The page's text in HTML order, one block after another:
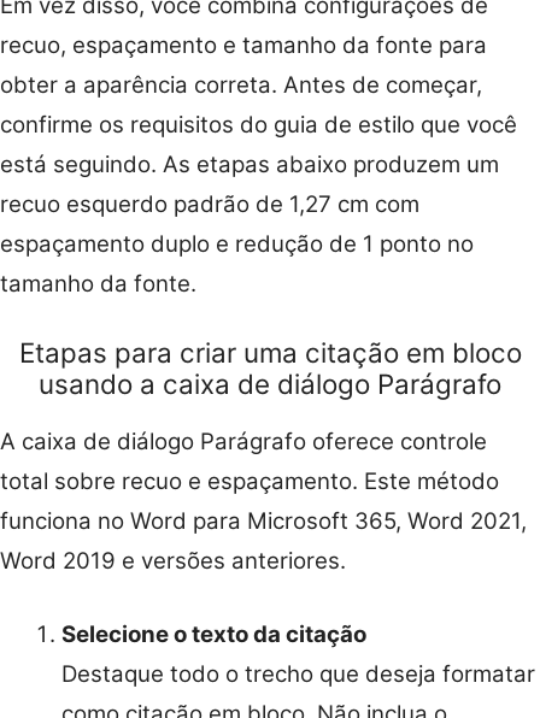
recuo, espaçamento e tamanho da fonte para
obter a aparência correta. Antes de começar,
confirme os requisitos do guia de estilo que você
está seguindo. As etapas abaixo produzem um
recuo esquerdo padrão de 1,27 cm com
espaçamento duplo e redução de 1 ponto no
tamanho da fonte.
Etapas para criar uma citação em bloco
usando a caixa de diálogo Parágrafo
A caixa de diálogo Parágrafo oferece controle
total sobre recuo e espaçamento. Este método
funciona no Word para Microsoft 365, Word 2021,
Word 2019 e versões anteriores.
Selecione o texto da citação
Destaque todo o trecho que deseja formatar